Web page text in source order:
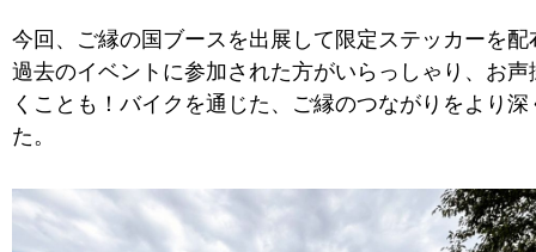
今回、ご縁の国ブースを出展して限定ステッカーを配
過去のイベントに参加された方がいらっしゃり、お声
くことも！バイクを通じた、ご縁のつながりをより深
た。